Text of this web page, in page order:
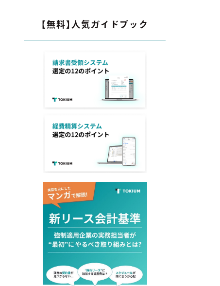
【無料】人気ガイドブック